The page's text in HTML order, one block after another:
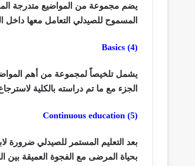
يضم مجموعة من المواضيع متدرجة
المسموح للصيدلي التعامل معها داخل
(4)
Basics
يشمل تلخيصاً لمجموعة من أهم المواضيع
الجزء مع ما تم دراسته بالكلية
(5)
Continuous education
بعد التعليم المستمر للصيدلي ضرورة
بحياة المرضى مع الفجوة العميقة بين